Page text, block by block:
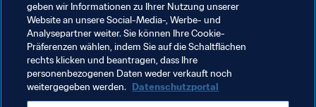
Verwandte Themen
FIFA Frauen-Weltmeisterschaft Kanada 2015
FIFA Frauen-Weltmeisterschaft Frankreich 2019
geben wir Informationen zu Ihrer Nutzung unserer
Website an unsere Social-Media-, Werbe- und
Analysepartner weiter. Sie können Ihre Cookie-
Präferenzen wählen, indem Sie auf die Schaltflächen
rechts klicken und beantragen, dass Ihre
personenbezogenen Daten weder verkauft noch
weitergegeben werden. Datenschutzportal